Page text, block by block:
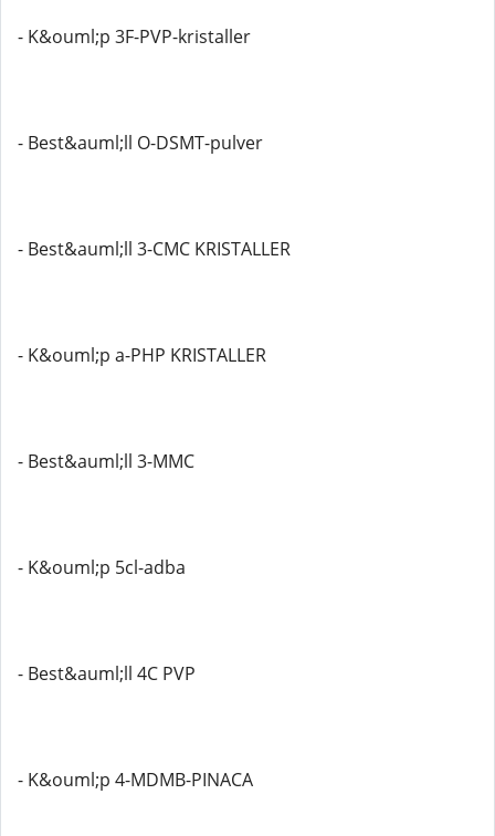
- K&ouml;p 3F-PVP-kristaller
- Best&auml;ll O-DSMT-pulver
- Best&auml;ll 3-CMC KRISTALLER
- K&ouml;p a-PHP KRISTALLER
- Best&auml;ll 3-MMC
- K&ouml;p 5cl-adba
- Best&auml;ll 4C PVP
- K&ouml;p 4-MDMB-PINACA